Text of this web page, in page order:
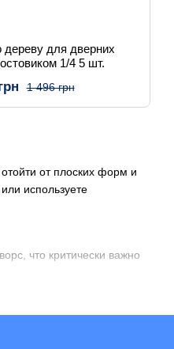
от плоских форм и
используете
что критически важно
для дверних
1/4 5 шт.
1 496 грн